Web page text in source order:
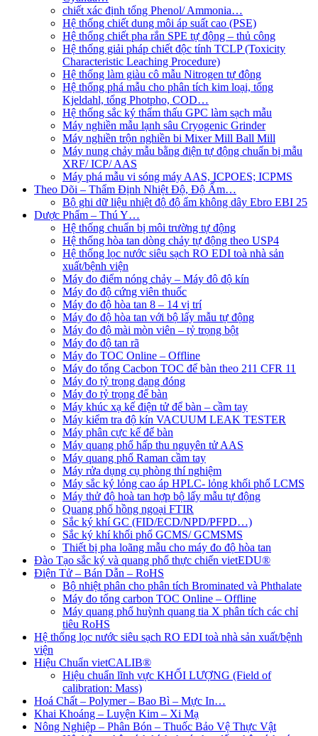
chiết xác định tổng Phenol/ Ammonia…
Hệ thống chiết dung môi áp suất cao (PSE)
Hệ thống chiết pha rắn SPE tự động – thủ công
Hệ thống giải pháp chiết độc tính TCLP (Toxicity
Characteristic Leaching Procedure)
Hệ thống làm giàu cô mẫu Nitrogen tự động
Hệ thống phá mẫu cho phân tích kim loại, tổng
Kjeldahl, tổng Photpho, COD…
Hệ thống sắc ký thẩm thấu GPC làm sạch mẫu
Máy nghiền mẫu lạnh sâu Cryogenic Grinder
Máy nghiền trộn nghiền bi Mixer Mill Ball Mill
Máy nung chảy mẫu bằng điện tự động chuẩn bị mẫu
XRF/ ICP/ AAS
Máy phá mẫu vi sóng máy AAS, ICPOES; ICPMS
Theo Dõi – Thẩm Định Nhiệt Độ, Độ Ẩm…
Bộ ghi dữ liệu nhiệt độ độ ẩm không dây Ebro EBI 25
Dược Phẩm – Thú Y…
Hệ thống chuẩn bị môi trường tự động
Hệ thống hòa tan dòng chảy tự động theo USP4
Hệ thống lọc nước siêu sạch RO EDI​​ toà nhà sản
xuất/bệnh viện
Máy đo điểm nóng chảy – Máy đô độ kín
Máy đo độ cứng viên thuốc
Máy đo độ hòa tan 8 – 14 vị trí
Máy đo độ hòa tan với bộ lấy mẫu tự động
Máy đo độ mài mòn viên – tỷ trọng bột
Máy đo độ tan rã
Máy đo TOC Online – Offline
Máy đo tổng Cacbon TOC để bàn theo 211 CFR 11
Máy đo tỷ trọng dạng đóng
Máy đo tỷ trọng để bàn
Máy khúc xạ kế điện tử để bàn – cầm tay
Máy kiểm tra độ kín VACUUM LEAK TESTER
Máy phân cực kế để bàn
Máy quang phổ hấp thu nguyên tử AAS
Máy quang phổ Raman cầm tay
Máy rửa dụng cụ phòng thí nghiệm
Máy sắc ký lỏng cao áp HPLC- lỏng khối phổ LCMS
Máy thử độ hoà tan hợp bộ lấy mẫu tự động
Quang phổ hồng ngoại FTIR
Sắc ký khí GC (FID/ECD/NPD/PFPD…)
Sắc ký khí khối phổ GCMS/ GCMSMS
Thiết bị pha loãng mẫu cho máy đo độ hòa tan
Đào Tạo sắc ký và quang phổ thực chiến vietEDU®
Điện Tử – Bán Dẫn – RoHS
Bộ nhiệt phân cho phân tích Brominated và Phthalate
Máy đo tổng carbon TOC Online – Offline
Máy quang phổ huỳnh quang tia X phân tích các chỉ
tiêu RoHS
Hệ thống lọc nước siêu sạch RO EDI​​ toà nhà sản xuất/bệnh
viện
Hiệu Chuẩn vietCALIB®
Hiệu chuẩn lĩnh vực KHỐI LƯỢNG (Field of
calibration: Mass)
Hoá Chất – Polymer – Bao Bì – Mực In…
Khai Khoáng – Luyện Kim – Xi Mạ
Nông Nghiệp – Phân Bón – Thuốc Bảo Vệ Thực Vật